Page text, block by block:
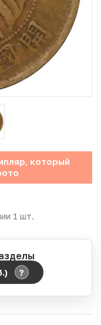
года)
СССР и России
который
1 шт.
) ?